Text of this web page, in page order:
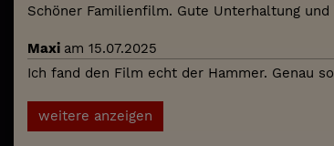
Schöner Familienfilm. Gute Unterhaltung
Maxi am 15.07.2025
Ich fand den Film echt der Hammer. Genau
weitere anzeigen